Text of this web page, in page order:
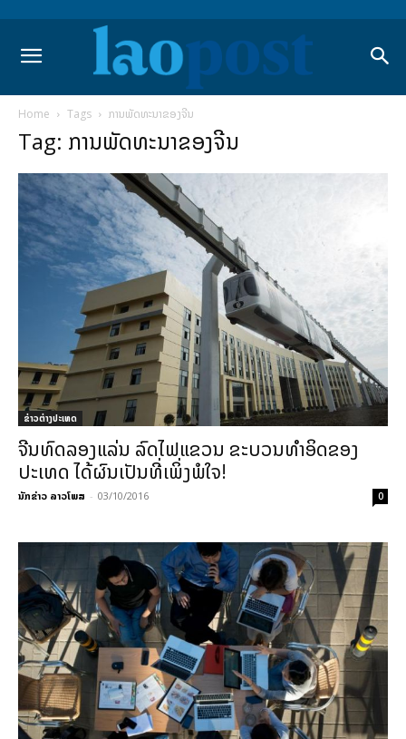
Home Tags ການພັດທະນາຂອງຈີນ
Tag: ການພັດທະນາຂອງຈີນ
ຂ່າວຕ່າງປະເທດ
ຈີນທົດລອງແລ່ນ ລົດໄຟແຂວນ ຂະບວນທຳອິດຂອງ
ປະເທດ ໄດ້ຜົນເປັນທີ່ເພິ່ງພໍໃຈ!
ນັກຂ່າວ ລາວໂພສ - 03/10/2016 0